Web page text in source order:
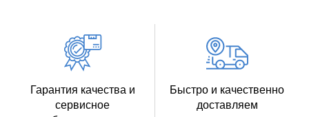
Гарантия качества и
сервисное
Быстро и качественно
доставляем